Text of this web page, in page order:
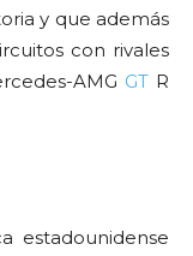
y que además
con rivales
AMG GTR
estadounidense